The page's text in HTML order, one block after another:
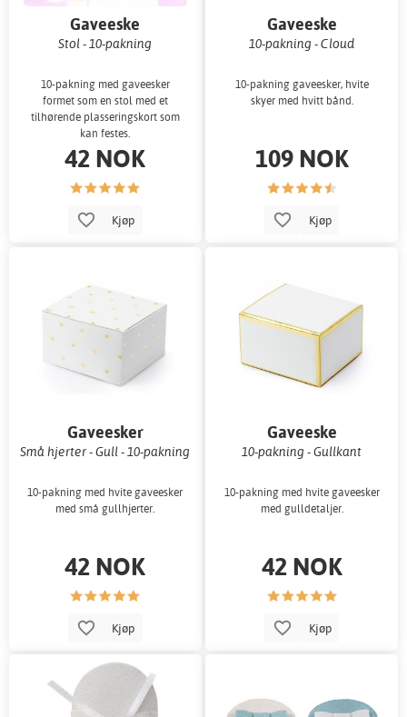
Gaveeske
Stol - 10-pakning
10-pakning med gaveesker
formet som en stol med et
tilhørende plasseringskort som
kan festes.
42 NOK
Kjøp
Gaveeske
10-pakning - Cloud
10-pakning gaveesker, hvite
skyer med hvitt bånd.
109 NOK
Kjøp
Gaveesker
Små hjerter - Gull - 10-pakning
10-pakning med hvite gaveesker
med små gullhjerter.
42 NOK
Kjøp
Gaveeske
10-pakning - Gullkant
10-pakning med hvite gaveesker
med gulldetaljer.
42 NOK
Kjøp